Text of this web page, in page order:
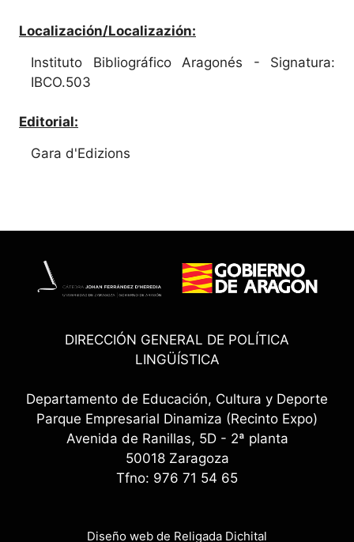
Localización/Localizazión:
Instituto Bibliográfico Aragonés - Signatura:
IBCO.503
Editorial:
Gara d'Edizions
DIRECCIÓN GENERAL DE POLÍTICA
LINGÜÍSTICA
Departamento de Educación, Cultura y Deporte
Parque Empresarial Dinamiza (Recinto Expo)
Avenida de Ranillas, 5D - 2ª planta
50018 Zaragoza
Tfno: 976 71 54 65
Diseño web de Religada Dichital